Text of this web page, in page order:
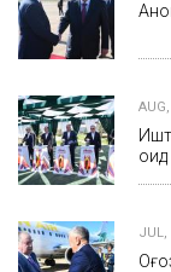
JUL,